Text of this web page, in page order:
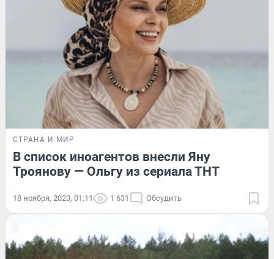
СТРАНА И МИР
В список иноагентов внесли Яну
Троянову — Ольгу из сериала ТНТ
18 ноября, 2023, 01:11 1 631 Обсудить